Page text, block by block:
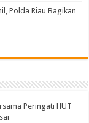
Polda Riau Bagikan
Peringati HUT